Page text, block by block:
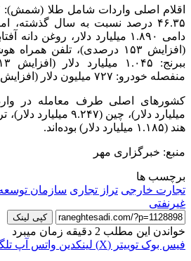
اقلام اصلی واردات شامل طلا (شمش):
۴۶.۳۵ درصد نسبت به سال گذشته،
دامی ۱.۸۹۰ میلیارد دلار، روغن دانه
(افزایش ۱۵۳ درصدی)، تلفن همراه هوشمند:
ببرنج: ۱.۰۴۵
منفصله خودرو: ۷۲۷ میلیون دلار (افزایش ۵۴ درصدی) می‌شود.
هند (۱.۱۸۵ میلیارد دلار) بوده‌اند.
منبع: خبرگزاری مهر
برچسب ها
تجارت خارجی تراز تجاری سازمان
غیرنفتی
کپی لینک
خواندن این مطلب 2 دقیقه زمان میبرد
فیس بوک توییتر (X) لینکدین واتس آپ